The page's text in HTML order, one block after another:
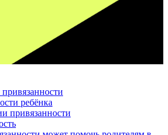
привязанности
ребёнка
привязанности